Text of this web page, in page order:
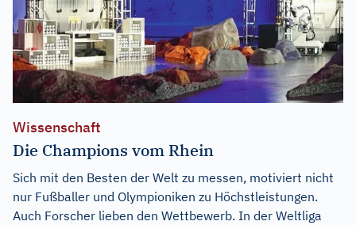
Wissenschaft
Die Champions vom Rhein
Sich mit den Besten der Welt zu messen, motiviert nicht
nur Fußballer und Olympioniken zu Höchstleistungen.
Auch Forscher lieben den Wettbewerb. In der Weltliga